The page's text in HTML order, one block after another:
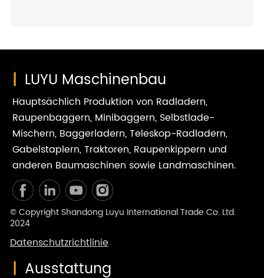
| LUYU Maschinenbau
Hauptsächlich Produktion von Radladern,
Raupenbaggern, Minibaggern, Selbstlade-
Mischern, Baggerladern, Teleskop-Radladern,
Gabelstaplern, Traktoren, Raupenkippern und
anderen Baumaschinen sowie Landmaschinen.
© Copyright Shandong Luyu International Trade Co. Ltd.
2024
Datenschutzrichtlinie
| Ausstattung